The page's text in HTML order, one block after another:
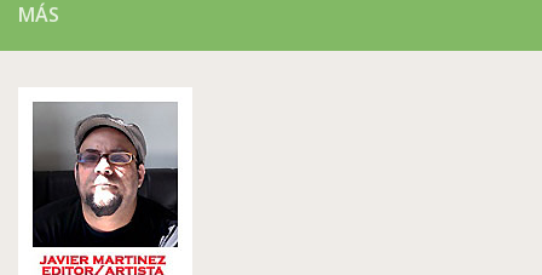
MÁS